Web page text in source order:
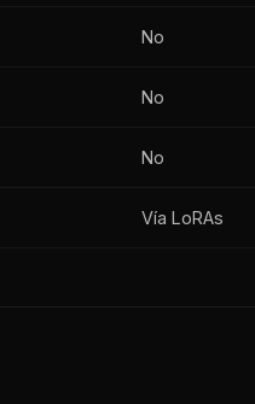
No
No
No
Vía LoRAs